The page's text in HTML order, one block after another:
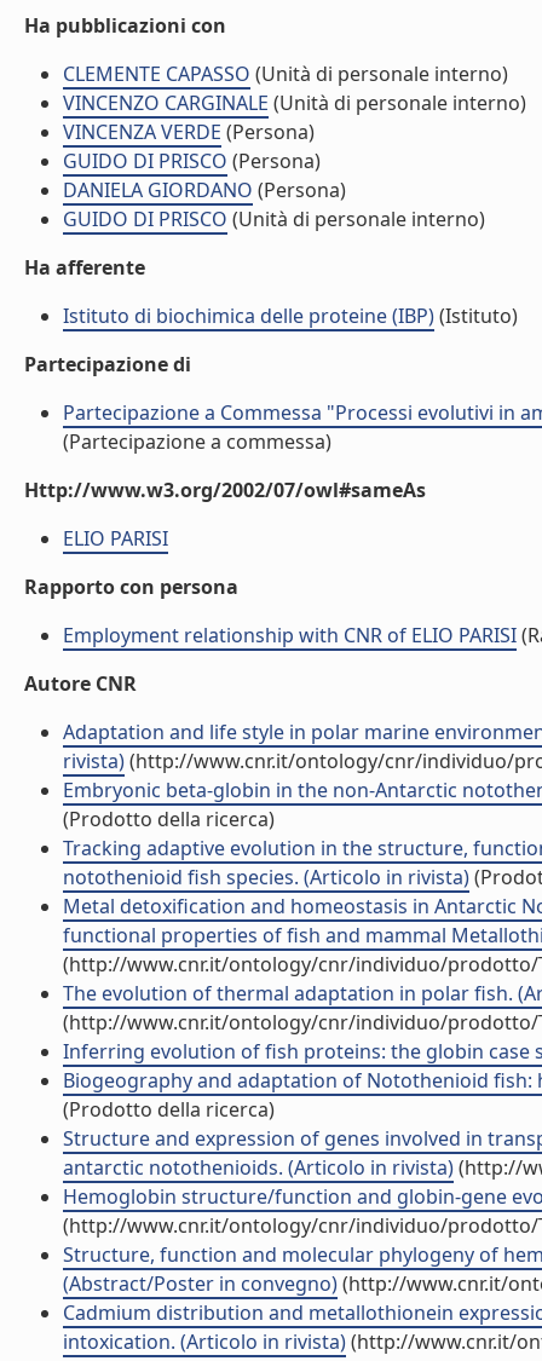
Ha pubblicazioni con
CLEMENTE CAPASSO (Unità di personale interno)
VINCENZO CARGINALE (Unità di personale interno)
VINCENZA VERDE (Persona)
GUIDO DI PRISCO (Persona)
DANIELA GIORDANO (Persona)
GUIDO DI PRISCO (Unità di personale interno)
Ha afferente
Istituto di biochimica delle proteine (IBP)(Istituto)
Partecipazione di
Partecipazione a Commessa "Processi evolutivi in
(Partecipazione a commessa)
Http://www.w3.org/2002/07/owl#sameAs
ELIO PARISI
Rapporto con persona
Employment relationship with CNR of ELIO PARISI
Autore CNR
Adaptation and life style in polar marine
rivista)(http://www.cnr.it/ontology/cnr/individuo/
Embryonic beta-globin in the non-Antarctic
(Prodotto della ricerca)
Tracking adaptive evolution in the structure,
notothenioid fish species. (Articolo in rivista)
Metal detoxification and homeostasis in Antarctic
functional properties of fish and mammal
(http://www.cnr.it/ontology/cnr/individuo/prodotto/
The evolution of thermal adaptation in polar fish.
(http://www.cnr.it/ontology/cnr/individuo/prodotto/
Inferring evolution of fish proteins: the globin case
Biogeography and adaptation of Notothenioid
(Prodotto della ricerca)
Structure and expression of genes involved in
antarctic notothenioids. (Articolo in rivista)(http://
Hemoglobin structure/function and globin-gene
(http://www.cnr.it/ontology/cnr/individuo/prodotto/
Structure, function and molecular phylogeny of
(Abstract/Poster in convegno)(http://www.cnr.it/
Cadmium distribution and metallothionein
intoxication. (Articolo in rivista)(http://www.cnr.it/